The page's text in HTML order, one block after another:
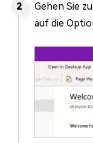
Gehen Sie
auf die